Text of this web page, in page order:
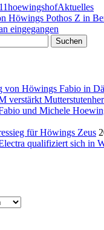
Autor
hoewingshofSchlagwörter
Aktuelles
Höwings Pothos Z in
eingegangen
von Höwings Fabio in
verstärkt
und Michele
für Höwings Zeus
qualifiziert sich in